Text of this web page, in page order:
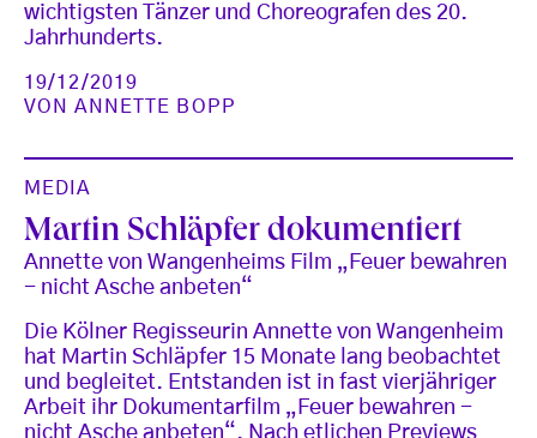
wichtigsten Tänzer und Choreografen des 20.
Jahrhunderts.
19/12/2019
VONANNETTE BOPP
MEDIA
Martin Schläpfer dokumentiert
Annette von Wangenheims Film „Feuer bewahren
- nicht Asche anbeten“
Die Kölner Regisseurin Annette von Wangenheim
hat Martin Schläpfer 15 Monate lang beobachtet
und begleitet. Entstanden ist in fast vierjähriger
Arbeit ihr Dokumentarfilm „Feuer bewahren -
nicht Asche anbeten“. Nach etlichen Previews